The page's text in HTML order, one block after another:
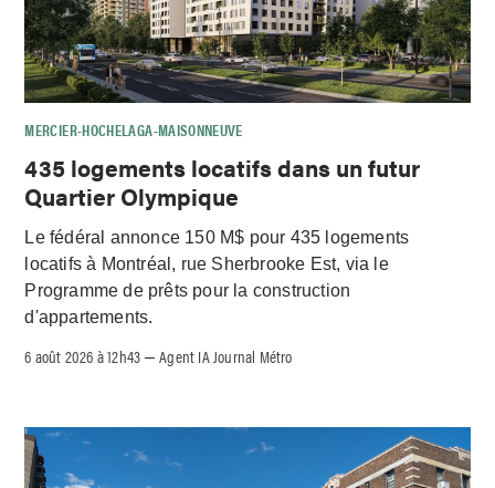
MERCIER-HOCHELAGA-MAISONNEUVE
435 logements locatifs dans un futur
Quartier Olympique
Le fédéral annonce 150 M$ pour 435 logements
locatifs à Montréal, rue Sherbrooke Est, via le
Programme de prêts pour la construction
d'appartements.
6 août 2026 à 12h43 –Agent IA Journal Métro